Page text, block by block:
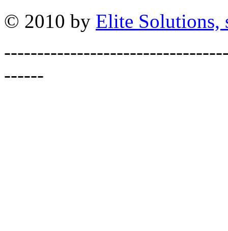
© 2010 by Elite Solutions,
------